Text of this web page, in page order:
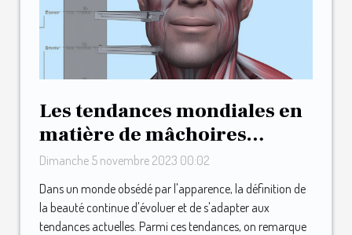
Les tendances mondiales en
matière de mâchoires
musclées et carrées
Dimanche 5 novembre 2023 00:02
Dans un monde obsédé par l'apparence, la définition de
la beauté continue d'évoluer et de s'adapter aux
tendances actuelles. Parmi ces tendances, on remarque